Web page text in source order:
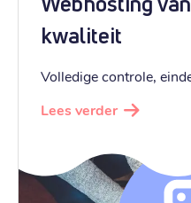
kwaliteit
Volledige controle,
Lees verder